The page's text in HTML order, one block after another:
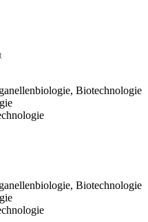
Biotechnologie
Biotechnologie